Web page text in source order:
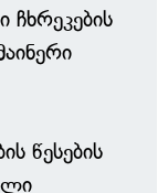
ჩხრეკების
წესების